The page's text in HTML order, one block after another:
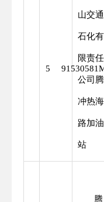
5
山交通
石化有
限责任
公司腾
冲热海
路加油
站
腾